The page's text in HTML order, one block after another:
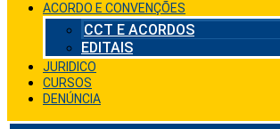
ACORDO E CONVENÇÕES
CCT E ACORDOS
EDITAIS
JURIDICO
CURSOS
DENÚNCIA